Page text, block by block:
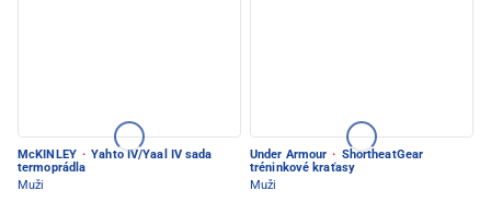
McKINLEY · Yahto IV/Yaal IV sada
termoprádla
Muži
Under Armour · ShortheatGear
tréninkové kraťasy
Muži